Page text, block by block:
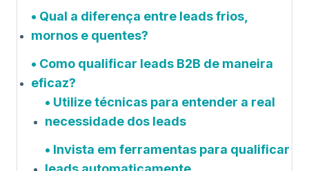
Qual a diferença entre leads frios,
mornos e quentes?
Como qualificar leads B2B de maneira
eficaz?
Utilize técnicas para entender a real
necessidade dos leads
Invista em ferramentas para qualificar